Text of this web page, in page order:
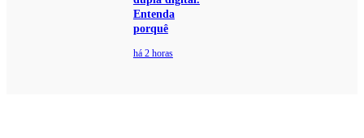
Entenda
porquê
há 2 horas